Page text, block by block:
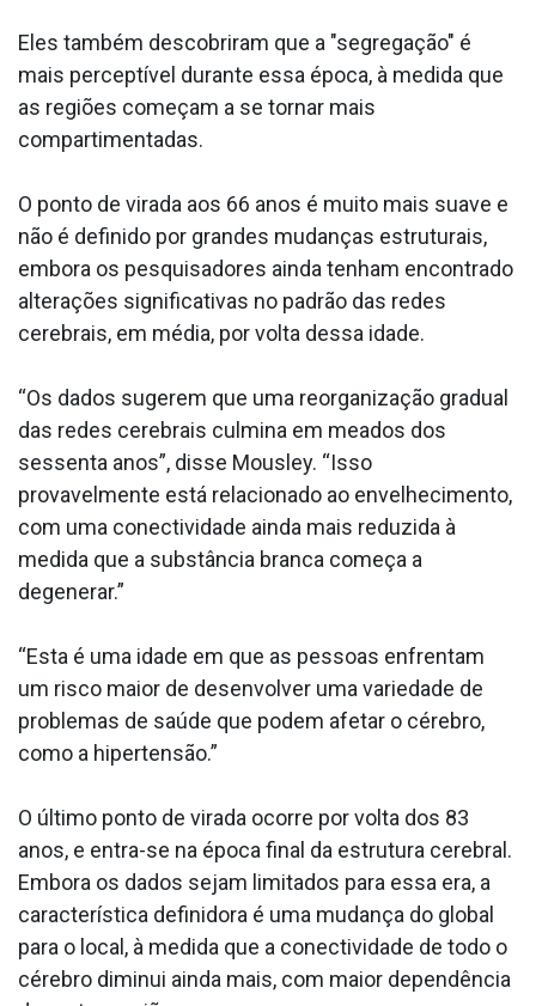
Eles também descobriram que a "segregação" é
mais perceptível durante essa época, à medida que
as regiões começam a se tornar mais
compartimentadas.
O ponto de virada aos 66 anos é muito mais suave e
não é definido por grandes mudanças estruturais,
embora os pesquisadores ainda tenham encontrado
alterações significativas no padrão das redes
cerebrais, em média, por volta dessa idade.
“Os dados sugerem que uma reorganização gradual
das redes cerebrais culmina em meados dos
sessenta anos”, disse Mousley. “Isso
provavelmente está relacionado ao envelhecimento,
com uma conectividade ainda mais reduzida à
medida que a substância branca começa a
degenerar.”
“Esta é uma idade em que as pessoas enfrentam
um risco maior de desenvolver uma variedade de
problemas de saúde que podem afetar o cérebro,
como a hipertensão.”
O último ponto de virada ocorre por volta dos 83
anos, e entra-se na época final da estrutura cerebral.
Embora os dados sejam limitados para essa era, a
característica definidora é uma mudança do global
para o local, à medida que a conectividade de todo o
cérebro diminui ainda mais, com maior dependência